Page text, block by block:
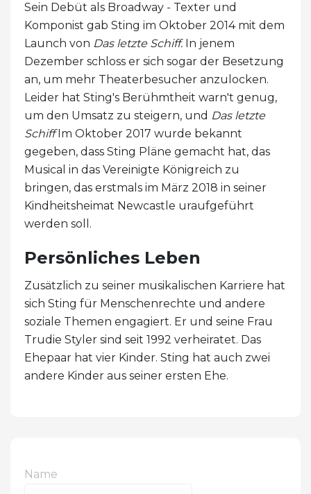
Sein Debüt als Broadway - Texter und
Komponist gab Sting im Oktober 2014 mit dem
Launch von Das letzte Schiff. In jenem
Dezember schloss er sich sogar der Besetzung
an, um mehr Theaterbesucher anzulocken.
Leider hat Sting's Berühmtheit warn't genug,
um den Umsatz zu steigern, und Das letzte
SchiffIm Oktober 2017 wurde bekannt
gegeben, dass Sting Pläne gemacht hat, das
Musical in das Vereinigte Königreich zu
bringen, das erstmals im März 2018 in seiner
Kindheitsheimat Newcastle uraufgeführt
werden soll.
Persönliches Leben
Zusätzlich zu seiner musikalischen Karriere hat
sich Sting für Menschenrechte und andere
soziale Themen engagiert. Er und seine Frau
Trudie Styler sind seit 1992 verheiratet. Das
Ehepaar hat vier Kinder. Sting hat auch zwei
andere Kinder aus seiner ersten Ehe.
Name